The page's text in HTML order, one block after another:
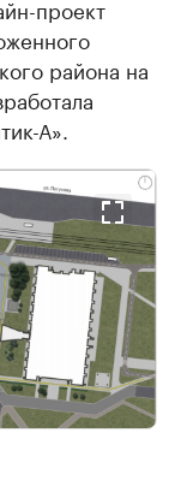
проект
района на
А».